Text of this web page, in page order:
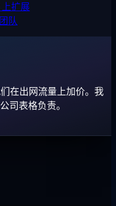
扩展
队
在出网流量上加价。我
司表格负责。